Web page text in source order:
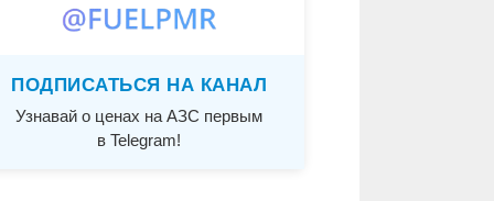
ПОДПИСАТЬСЯ НА КАНАЛ
Узнавай о ценах на АЗС первым
в Telegram!